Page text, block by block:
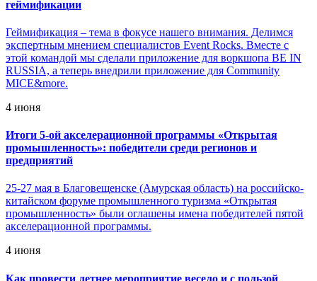
геймификации
Геймификация – тема в фокусе нашего внимания. Делимся
экспертным мнением специалистов Event Rocks. Вместе с
этой командой мы сделали приложение для воркшопа BE IN
RUSSIA, а теперь внедрили приложение для Community
MICE&more.
4 июня
Итоги 5-ой акселерационной программы «Открытая
промышленность»: победители среди регионов и
предприятий
25-27 мая в Благовещенске (Амурская область) на российско-
китайском форуме промышленного туризма «Открытая
промышленность» были оглашены имена победителей пятой
акселерационной программы.
4 июня
Как провести летнее мероприятие весело и с пользой